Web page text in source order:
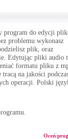
program do edycji
problemu wykonasz
plik, oraz
Edytując pliki audio
formatu pliku z
na jakości
operacji. Polski
Oceń